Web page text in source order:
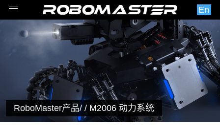
En
RoboMaster产品/ / M2006 动力系统